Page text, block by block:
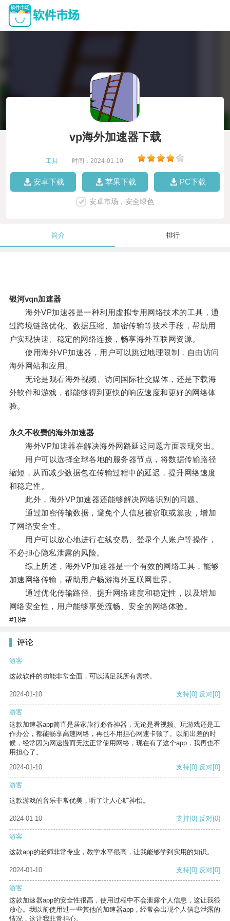
vp海外加速器下载
工具 时间：2024-01-10
安卓下载 苹果下载 PC下载
安卓市场，安全绿色
简介 排行
银河vqn加速器
海外VP加速器是一种利用虚拟专用网络技术的工具，通
过跨境链路优化、数据压缩、加密传输等技术手段，帮助用
户实现快速、稳定的网络连接，畅享海外互联网资源。
使用海外VP加速器，用户可以跳过地理限制，自由访问
海外网站和应用。
无论是观看海外视频、访问国际社交媒体，还是下载海
外软件和游戏，都能够得到更快的响应速度和更好的网络体
验。
永久不收费的海外加速器
海外VP加速器在解决海外网路延迟问题方面表现突出。
用户可以选择全球各地的服务器节点，将数据传输路径
缩短，从而减少数据包在传输过程中的延迟，提升网络速度
和稳定性。
此外，海外VP加速器还能够解决网络识别的问题。
通过加密传输数据，避免个人信息被窃取或篡改，增加
了网络安全性。
用户可以放心地进行在线交易、登录个人账户等操作，
不必担心隐私泄露的风险。
综上所述，海外VP加速器是一个有效的网络工具，能够
加速网络传输，帮助用户畅游海外互联网世界。
通过优化传输路径、提升网络速度和稳定性，以及增加
网络安全性，用户能够享受流畅、安全的网络体验。
#18#
评论
游客
这款软件的功能非常全面，可以满足我所有需求。
2024-01-10 支持[0] 反对[0]
游客
这款加速器app简直是居家旅行必备神器，无论是看视频、玩游戏还是工
作办公，都能畅享高速网络，再也不用担心网速卡顿了。以前出差的时
候，经常因为网速慢而无法正常使用网络，现在有了这个app，我再也不
用担心了。
2024-01-10
支持[0] 反对[0]
游客
这款游戏的音乐非常优美，听了让人心旷神怡。
2024-01-10 支持[0] 反对[0]
游客
这款app的老师非常专业，教学水平很高，让我能够学到实用的知识。
2024-01-10 支持[0] 反对[0]
游客
这款加速器app的安全性很高，使用过程中不会泄露个人信息，这让我很
放心。我以前使用过一些其他的加速器app，经常会出现个人信息泄露的
情况，这让我非常担心。